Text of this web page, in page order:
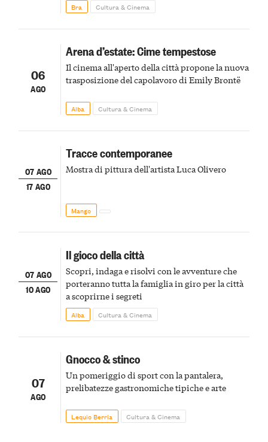
Bra Cultura & Cinema
06
AGO
Arena d’estate: Cime tempestose
Il cinema all'aperto della città propone la nuova
trasposizione del capolavoro di Emily Brontë
Alba Cultura & Cinema
07 AGO
17 AGO
Tracce contemporanee
Mostra di pittura dell'artista Luca Olivero
Mango
07 AGO
10 AGO
Il gioco della città
Scopri, indaga e risolvi con le avventure che
porteranno tutta la famiglia in giro per la città
a scoprirne i segreti
Alba Cultura & Cinema
07
AGO
Gnocco & stinco
Un pomeriggio di sport con la pantalera,
prelibatezze gastronomiche tipiche e arte
Lequio Berria Cultura & Cinema